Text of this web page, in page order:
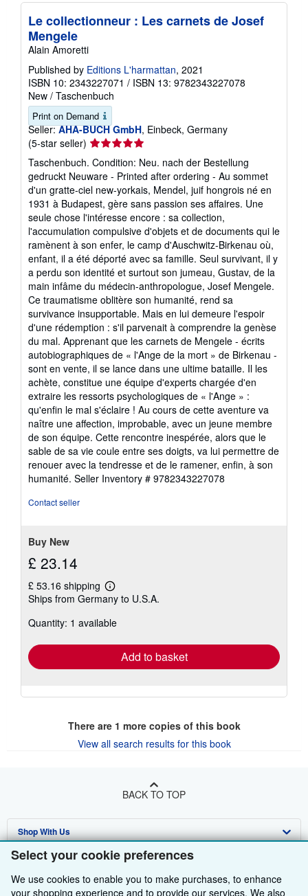
Select your cookie preferences
We use cookies to enable you to make purchases, to enhance
your shopping experience and to provide our services. We also
Le collectionneur : Les carnets de Josef
Mengele
Alain Amoretti
Published by Editions L'harmattan, 2021
ISBN 10: 2343227071 / ISBN 13: 9782343227078
New / Taschenbuch
Print on Demand
Seller: AHA-BUCH GmbH, Einbeck, Germany
(5-star seller) Seller
rating
5
out
of
5
stars
Taschenbuch. Condition: Neu. nach der Bestellung
gedruckt Neuware - Printed after ordering - Au sommet
d'un gratte-ciel new-yorkais, Mendel, juif hongrois né en
1931 à Budapest, gère sans passion ses affaires. Une
seule chose l'intéresse encore : sa collection,
l'accumulation compulsive d'objets et de documents qui le
ramènent à son enfer, le camp d'Auschwitz-Birkenau où,
enfant, il a été déporté avec sa famille. Seul survivant, il y
a perdu son identité et surtout son jumeau, Gustav, de la
main infâme du médecin-anthropologue, Josef Mengele.
Ce traumatisme oblitère son humanité, rend sa
survivance insupportable. Mais en lui demeure l'espoir
d'une rédemption : s'il parvenait à comprendre la genèse
du mal. Apprenant que les carnets de Mengele - écrits
autobiographiques de « l'Ange de la mort » de Birkenau -
sont en vente, il se lance dans une ultime bataille. Il les
achète, constitue une équipe d'experts chargée d'en
extraire les ressorts psychologiques de « l'Ange » :
qu'enfin le mal s'éclaire ! Au cours de cette aventure va
naître une affection, improbable, avec un jeune membre
de son équipe. Cette rencontre inespérée, alors que le
sable de sa vie coule entre ses doigts, va lui permettre de
renouer avec la tendresse et de le ramener, enfin, à son
humanité. Seller Inventory # 9782343227078
Contact seller
Buy New
£ 23.14
£ 53.16 shipping
Learn
more
shipping
Ships from Germany to U.S.A.
Quantity: 1 available
Add to basket
There are 1 more copies of this book
View all search results for this book
BACK TO TOP
Shop With Us
Advanced Search
Browse Collections
Sell With Us
Start Selling
About Us